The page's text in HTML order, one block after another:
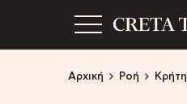
Αρχική Ροή Κρήτη